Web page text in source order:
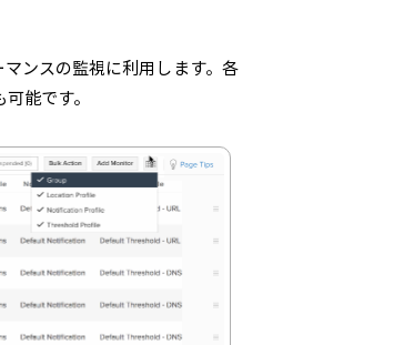
ンスの監視に利用します。各
能です。